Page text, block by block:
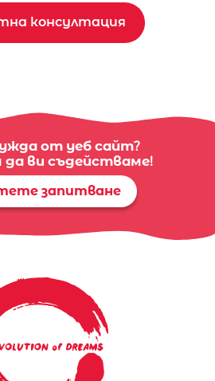
консултация
от уеб сайт?
ви съдействаме!
запитване